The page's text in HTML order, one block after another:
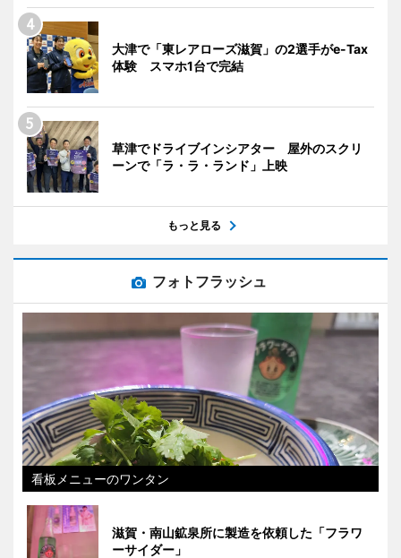
大津で「東レアローズ滋賀」の2選手がe-Tax
体験 スマホ1台で完結
草津でドライブインシアター 屋外のスクリ
ーンで「ラ・ラ・ランド」上映
もっと見る
フォトフラッシュ
看板メニューのワンタン
滋賀・南山鉱泉所に製造を依頼した「フラワ
ーサイダー」